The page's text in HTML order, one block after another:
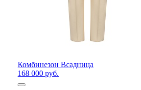
Комбинезон Всадница
168 000 руб.